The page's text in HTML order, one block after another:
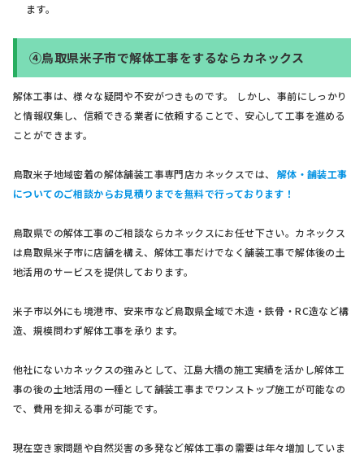
ます。
④鳥取県米子市で解体工事をするならカネックス
解体工事は、様々な疑問や不安がつきものです。 しかし、事前にしっかり
と情報収集し、信頼できる業者に依頼することで、安心して工事を進める
ことができます。
鳥取米子地域密着の解体舗装工事専門店カネックスでは、
解体・舗装工事
についてのご相談からお見積りまでを無料で行っております！
鳥取県での解体工事のご相談ならカネックスにお任せ下さい。カネックス
は鳥取県米子市に店舗を構え、解体工事だけでなく舗装工事で解体後の土
地活用のサービスを提供しております。
米子市以外にも境港市、安来市など鳥取県全域で木造・鉄骨・RC造など構
造、規模問わず解体工事を承ります。
他社にないカネックスの強みとして、江島大橋の施工実績を活かし解体工
事の後の土地活用の一種として舗装工事までワンストップ施工が可能なの
で、費用を抑える事が可能です。
現在空き家問題や自然災害の多発など解体工事の需要は年々増加していま